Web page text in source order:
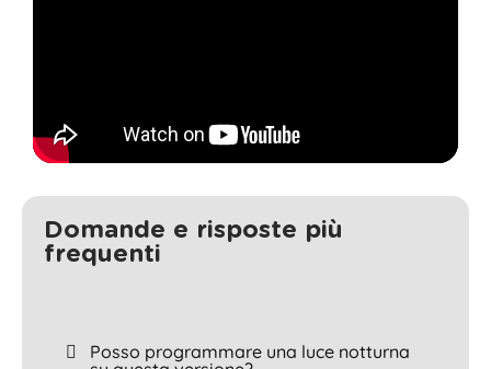
Domande e risposte più
frequenti
Posso programmare una luce notturna